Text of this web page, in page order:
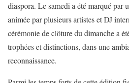
diaspora. Le samedi a été marqué par
animée par plusieurs artistes et DJ
cérémonie de clôture du dimanche a
trophées et distinctions, dans une
reconnaissance.